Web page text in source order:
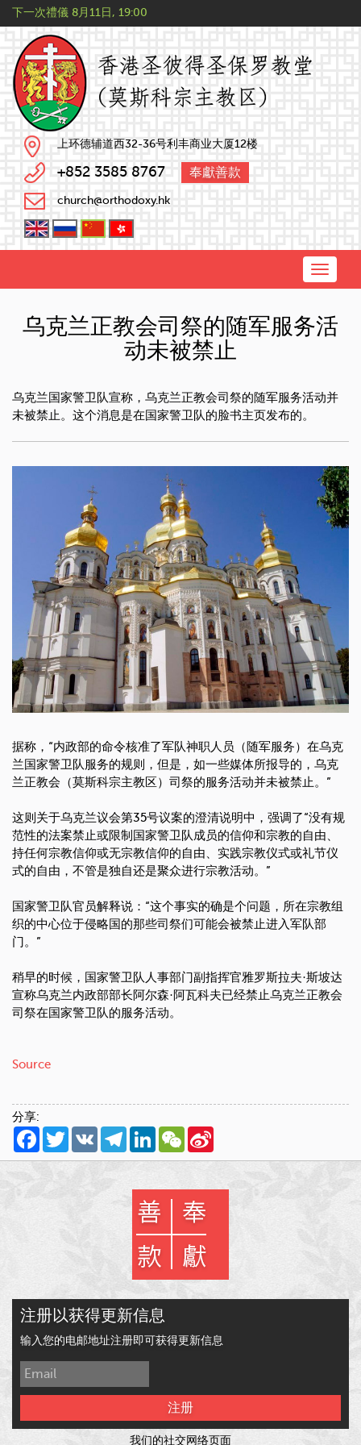
下一次禮儀 8月11日, 19:00
上环德辅道西32-36号利丰商业大厦12楼
+852 3585 8767 奉獻善款
church@orthodoxy.hk
Toggle
乌克兰正教会司祭的随军服务活
动未被禁止
乌克兰国家警卫队宣称，乌克兰正教会司祭的随军服务活动并
未被禁止。这个消息是在国家警卫队的脸书主页发布的。
据称，“内政部的命令核准了军队神职人员（随军服务）在乌克
兰国家警卫队服务的规则，但是，如一些媒体所报导的，乌克
兰正教会（莫斯科宗主教区）司祭的服务活动并未被禁止。”
这则关于乌克兰议会第35号议案的澄清说明中，强调了“没有规
范性的法案禁止或限制国家警卫队成员的信仰和宗教的自由、
持任何宗教信仰或无宗教信仰的自由、实践宗教仪式或礼节仪
式的自由，不管是独自还是聚众进行宗教活动。”
国家警卫队官员解释说：“这个事实的确是个问题，所在宗教组
织的中心位于侵略国的那些司祭们可能会被禁止进入军队部
门。”
稍早的时候，国家警卫队人事部门副指挥官雅罗斯拉夫·斯坡达
宣称乌克兰内政部部长阿尔森·阿瓦科夫已经禁止乌克兰正教会
司祭在国家警卫队的服务活动。
Source
分享:
Facebook
TwitterVK TelegramLinkedInWeChat
注册以获得更新信息
输入您的电邮地址注册即可获得更新信息
注册
我们的社交网络页面